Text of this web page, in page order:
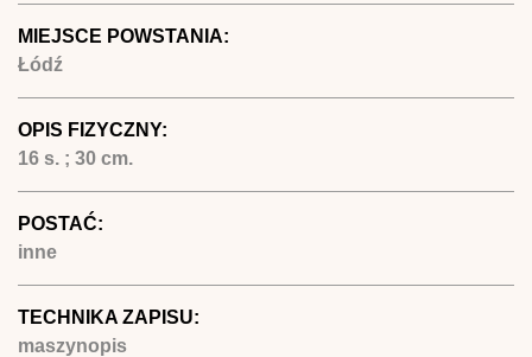
MIEJSCE POWSTANIA:
Łódź
OPIS FIZYCZNY:
16 s. ; 30 cm.
POSTAĆ:
inne
TECHNIKA ZAPISU:
maszynopis